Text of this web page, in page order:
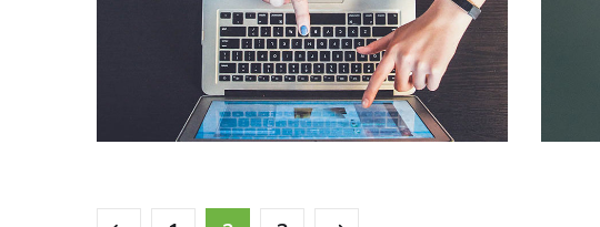
eCommerce Website
DESIGN / IDEAS